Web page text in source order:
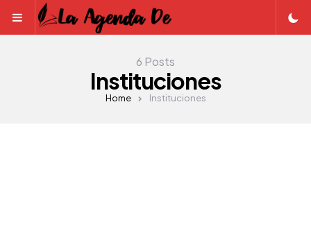
Menu
6 Posts
Instituciones
Home Instituciones